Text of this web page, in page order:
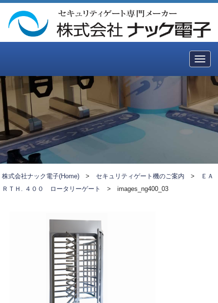
株式会社ナック電子(Home) > セキュリティゲート機のご案内 >
ＥＡ
ＲＴＨ. ４００ ロータリーゲート
>images_ng400_03